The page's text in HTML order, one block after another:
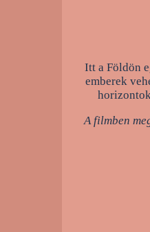
Itt a Földön
emberek
A filmben